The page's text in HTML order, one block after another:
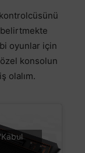
oyunlar için
konsolun
olalım.